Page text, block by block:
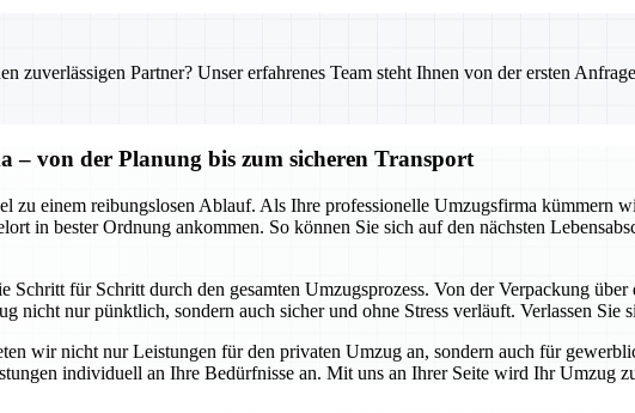
zuverlässigen Partner? Unser erfahrenes Team steht Ihnen von der ersten
– von der Planung bis zum sicheren Transport
zu einem reibungslosen Ablauf. Als Ihre professionelle Umzugsfirma kümmern
in bester Ordnung ankommen. So können Sie sich auf den nächsten
Schritt für Schritt durch den gesamten Umzugsprozess. Von der Verpackung
nicht nur pünktlich, sondern auch sicher und ohne Stress verläuft. Verlassen
wir nicht nur Leistungen für den privaten Umzug an, sondern auch für
individuell an Ihre Bedürfnisse an. Mit uns an Ihrer Seite wird Ihr Umzug